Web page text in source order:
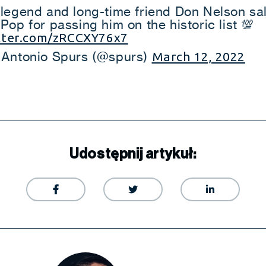
and long-time friend Don Nelson
for passing him on the historic list 💯
zRCCXY76x7
Spurs (@spurs) March 12, 2022
Udostępnij artykuł:
  